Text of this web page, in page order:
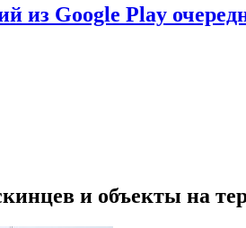
из Google Play
и объекты на